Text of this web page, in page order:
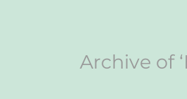
Archive of